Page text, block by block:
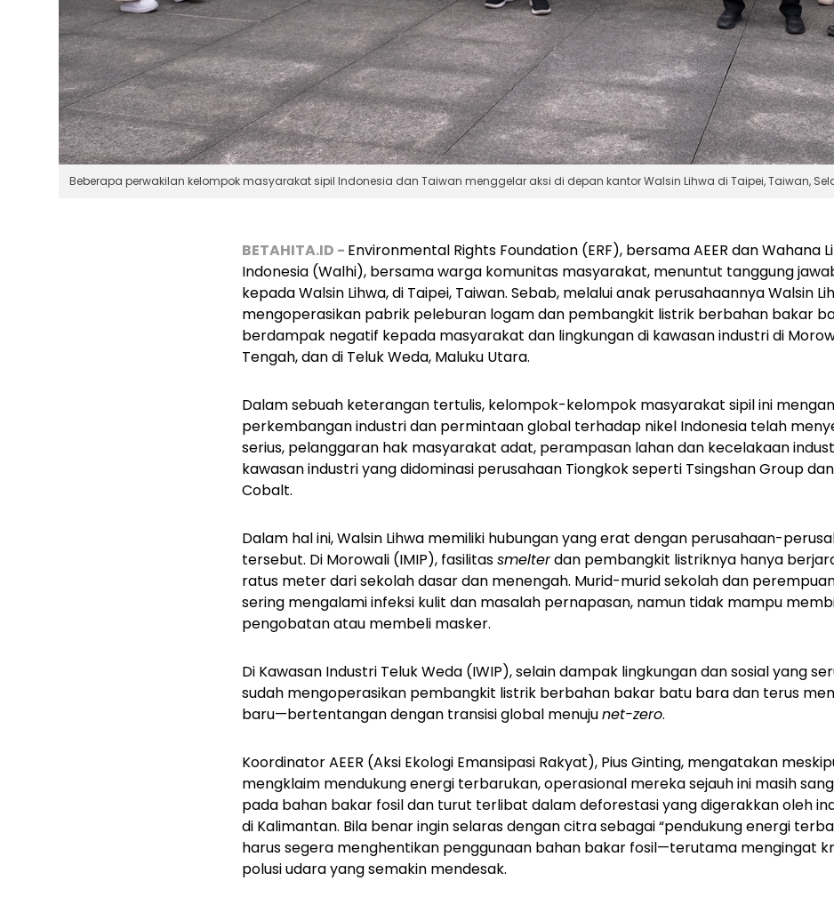
Beberapa perwakilan kelompok masyarakat sipil Indonesia dan Taiwan menggelar aksi di depan kantor Walsin Lihwa di Taipei, Taiwan,
BETAHITA.ID - Environmental Rights Foundation (ERF), bersama AEER dan Wahana
Indonesia (Walhi), bersama warga komunitas masyarakat, menuntut tanggung
kepada Walsin Lihwa, di Taipei, Taiwan. Sebab, melalui anak perusahaannya Walsin
mengoperasikan pabrik peleburan logam dan pembangkit listrik berbahan bakar
berdampak negatif kepada masyarakat dan lingkungan di kawasan industri di
Tengah, dan di Teluk Weda, Maluku Utara.
Dalam sebuah keterangan tertulis, kelompok-kelompok masyarakat sipil ini
perkembangan industri dan permintaan global terhadap nikel Indonesia telah
serius, pelanggaran hak masyarakat adat, perampasan lahan dan kecelakaan
kawasan industri yang didominasi perusahaan Tiongkok seperti Tsingshan Group
Cobalt.
Dalam hal ini, Walsin Lihwa memiliki hubungan yang erat dengan perusahaan-
tersebut. Di Morowali (IMIP), fasilitassmelterdan pembangkit listriknya hanya
ratus meter dari sekolah dasar dan menengah. Murid-murid sekolah dan
sering mengalami infeksi kulit dan masalah pernapasan, namun tidak mampu
pengobatan atau membeli masker.
Di Kawasan Industri Teluk Weda (IWIP), selain dampak lingkungan dan sosial yang
sudah mengoperasikan pembangkit listrik berbahan bakar batu bara dan terus
baru—bertentangan dengan transisi global menujunet-zero.
Koordinator AEER (Aksi Ekologi Emansipasi Rakyat), Pius Ginting, mengatakan
mengklaim mendukung energi terbarukan, operasional mereka sejauh ini masih
pada bahan bakar fosil dan turut terlibat dalam deforestasi yang digerakkan oleh
di Kalimantan. Bila benar ingin selaras dengan citra sebagai “pendukung energi
harus segera menghentikan penggunaan bahan bakar fosil—terutama mengingat
polusi udara yang semakin mendesak.